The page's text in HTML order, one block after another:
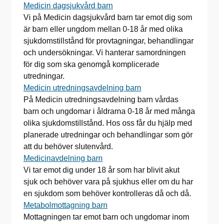
Medicin dagsjukvård barn
Vi på Medicin dagsjukvård barn tar emot dig som
är barn eller ungdom mellan 0-18 år med olika
sjukdomstillstånd för provtagningar, behandlingar
och undersökningar. Vi hanterar samordningen
för dig som ska genomgå komplicerade
utredningar.
Medicin utredningsavdelning barn
På Medicin utredningsavdelning barn vårdas
barn och ungdomar i åldrarna 0-18 år med många
olika sjukdomstillstånd. Hos oss får du hjälp med
planerade utredningar och behandlingar som gör
att du behöver slutenvård.
Medicinavdelning barn
Vi tar emot dig under 18 år som har blivit akut
sjuk och behöver vara på sjukhus eller om du har
en sjukdom som behöver kontrolleras då och då.
Metabolmottagning barn
Mottagningen tar emot barn och ungdomar inom